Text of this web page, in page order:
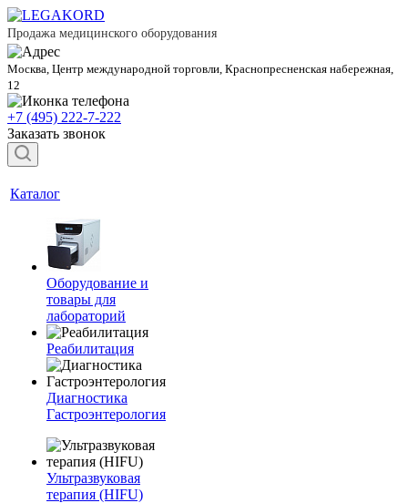
Продажа медицинского оборудования
Москва, Центр международной торговли, Краснопресненская набережная,
12
+7 (495) 222-7-222
Заказать звонок
Каталог
Оборудование и
товары для
лабораторий
Реабилитация
Диагностика
Гастроэнтерология
Ультразвуковая
терапия (HIFU)